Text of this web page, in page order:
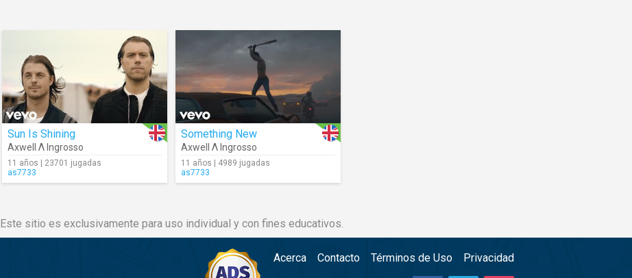
Sun Is Shining
Axwell Λ Ingrosso
11 años | 23701 jugadas
as7733
Something New
Axwell Λ Ingrosso
11 años | 4989 jugadas
as7733
Este sitio es exclusivamente para uso individual y con fines educativos.
Acerca Contacto Términos de Uso Privacidad